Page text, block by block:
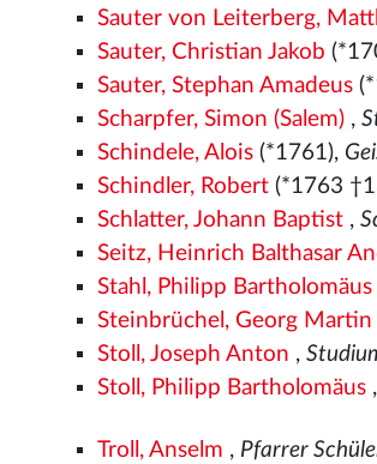
Sauter von Leiterberg,
Sauter, Christian Jakob
Sauter, Stephan Amadeus
Scharpfer, Simon (Salem) ,
Schindele, Alois (*1761),
Schindler, Robert (*1763
Schlatter, Johann Baptist ,
Seitz, Heinrich Balthasar
Stahl, Philipp Bartholomäus
Steinbrüchel, Georg
Stoll, Joseph Anton ,
Stoll, Philipp Bartholomäus
Troll, Anselm , Pfarrer